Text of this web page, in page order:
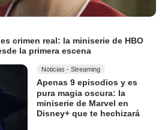
crimen real: la miniserie de HBO
la primera escena
Noticias - Streaming
Apenas 9 episodios y es
pura magia oscura: la
miniserie de Marvel en
Disney+ que te hechizará